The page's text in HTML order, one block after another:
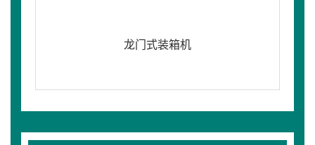
龙门式装箱机